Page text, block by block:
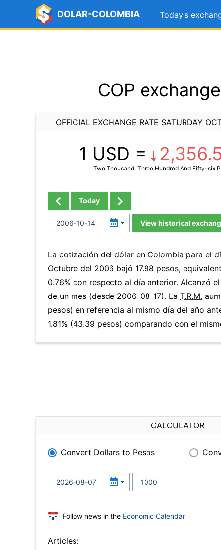
DOLAR-COLOMBIA Today's
COP
OFFICIAL EXCHANGE RATE SATURDAY
1 USD =
Two Thousand, Three Hundred And Fifty-six
Today
View historical
La cotización del dólar en Colombia para el
Octubre del 2006 bajó 17.98 pesos,
0.76% con respecto al día anterior. Alcanzó
de un mes (desde 2006-08-17). La T.R.M.
pesos) en referencia al mismo día del año
1.81% (43.39 pesos) comparando con el
CALCULATOR
Convert Dollars to Pesos
Follow news in the Economic Calendar
Articles: